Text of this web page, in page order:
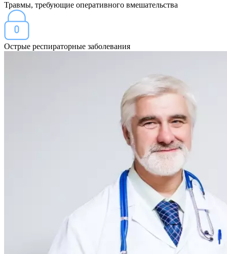
Травмы, требующие оперативного вмешательства
Острые респираторные заболевания